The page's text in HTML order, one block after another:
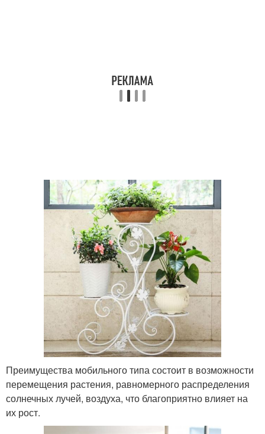
Преимущества мобильного типа состоит в возможности
перемещения растения, равномерного распределения
солнечных лучей, воздуха, что благоприятно влияет на
их рост.